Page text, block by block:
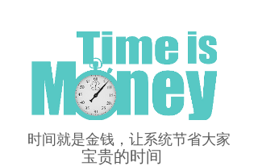
时间就是金钱，让系统节省大家
宝贵的时间